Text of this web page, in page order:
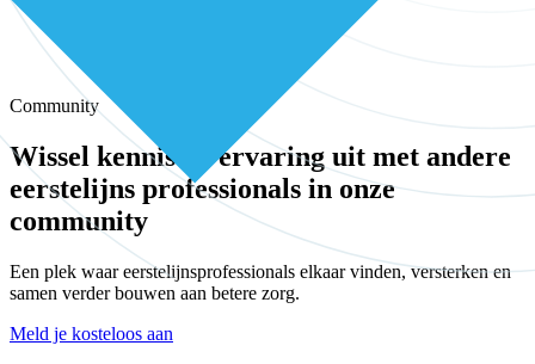
Community
Wissel kennis en ervaring uit met andere
eerstelijns professionals in onze
community
Een plek waar eerstelijnsprofessionals elkaar vinden, versterken en
samen verder bouwen aan betere zorg.
Meld je kosteloos aan